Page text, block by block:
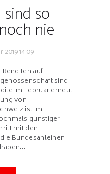
so
nie
201914:09
auf
sind
im Februar erneut
von
ist im
günstiger
mit den
Bundesanleihen